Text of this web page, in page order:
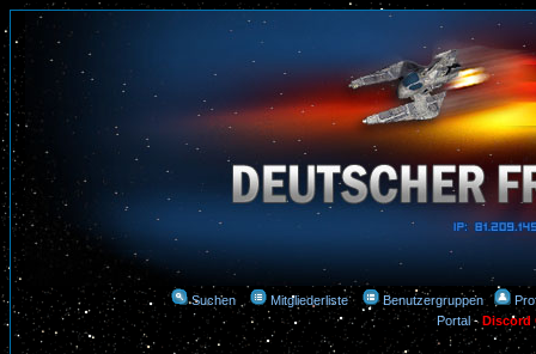
Suchen Mitgliederliste Benutzergruppen
Portal-Discord